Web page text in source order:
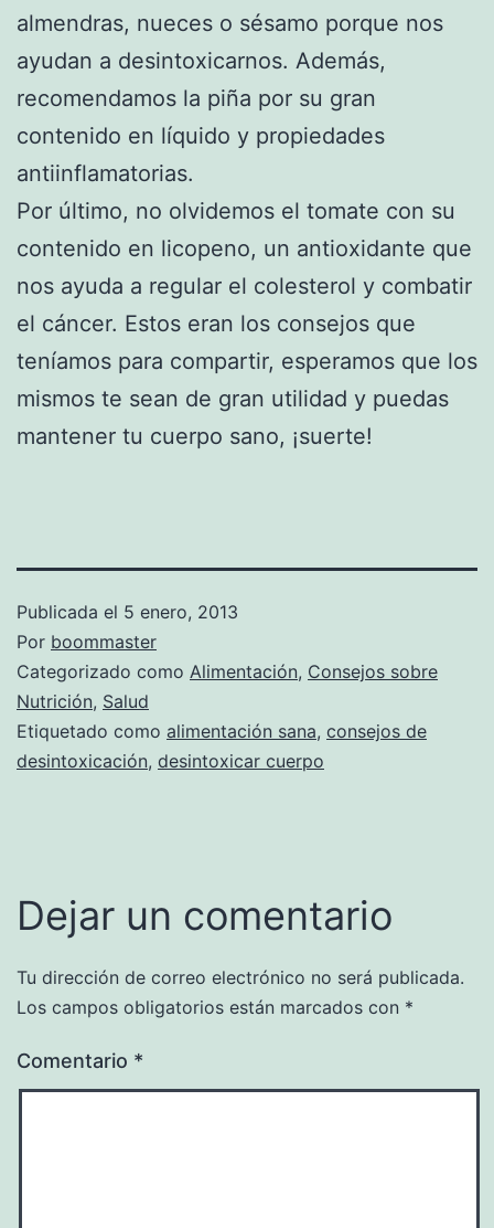
almendras, nueces o sésamo porque nos
ayudan a desintoxicarnos. Además,
recomendamos la piña por su gran
contenido en líquido y propiedades
antiinflamatorias.
Por último, no olvidemos el tomate con su
contenido en licopeno, un antioxidante que
nos ayuda a regular el colesterol y combatir
el cáncer. Estos eran los consejos que
teníamos para compartir, esperamos que los
mismos te sean de gran utilidad y puedas
mantener tu cuerpo sano, ¡suerte!
Publicada el 5 enero, 2013
Por boommaster
Categorizado como Alimentación, Consejos sobre
Nutrición, Salud
Etiquetado como alimentación sana, consejos de
desintoxicación, desintoxicar cuerpo
Dejar un comentario
Tu dirección de correo electrónico no será publicada.
Los campos obligatorios están marcados con *
Comentario *